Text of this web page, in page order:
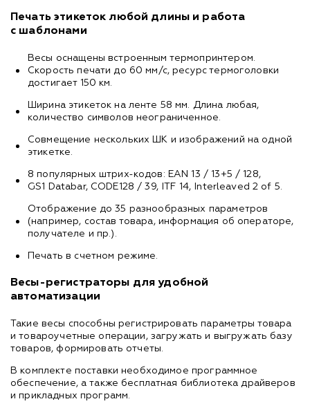
Печать этикеток любой длины и работа
с шаблонами
Весы оснащены встроенным термопринтером.
Скорость печати до 60 мм/с, ресурс термоголовки
достигает 150 км.
Ширина этикеток на ленте 58 мм. Длина любая,
количество символов неограниченное.
Совмещение нескольких ШК и изображений на одной
этикетке.
8 популярных штрих-кодов: EAN 13 / 13+5 / 128,
GS1 Databar, CODE128 / 39, ITF 14, Interleaved 2 of 5.
Отображение до 35 разнообразных параметров
(например, состав товара, информация об операторе,
получателе и пр.).
Печать в счетном режиме.
Весы-регистраторы для удобной
автоматизации
Такие весы способны регистрировать параметры товара
и товароучетные операции, загружать и выгружать базу
товаров, формировать отчеты.
В комплекте поставки необходимое программное
обеспечение, а также бесплатная библиотека драйверов
и прикладных программ.